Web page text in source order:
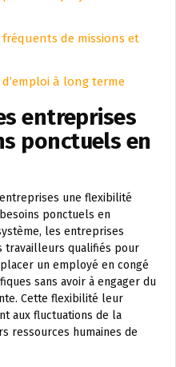
de missions et
à long terme
entreprises
ponctuels en
une flexibilité
ponctuels en
les entreprises
travailleurs qualifiés pour
un employé en congé
sans avoir à engager du
Cette flexibilité leur
aux fluctuations de la
ressources humaines de